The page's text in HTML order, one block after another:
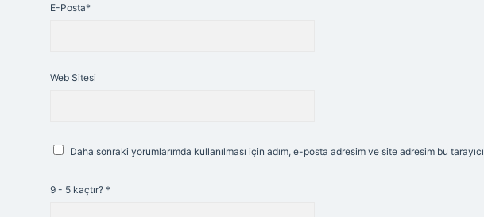
E-Posta*
Web Sitesi
Daha sonraki yorumlarımda kullanılması için adım, e-posta adresim ve site adresim bu
9 - 5 kaçtır? *